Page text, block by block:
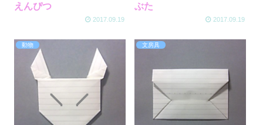
えんぴつ
2017.09.19
ぶた
2017.09.19
動物 文房具